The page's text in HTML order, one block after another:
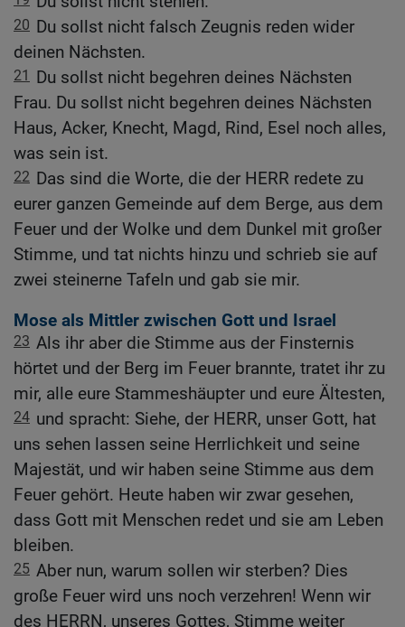
20 Du sollst nicht falsch Zeugnis reden wider
deinen Nächsten.
21
Du sollst nicht begehren deines Nächsten
Frau. Du sollst nicht begehren deines Nächsten
Haus, Acker, Knecht, Magd, Rind, Esel noch alles,
was sein ist.
22 Das sind die Worte, die der HERR redete zu
eurer ganzen Gemeinde auf dem Berge, aus dem
Feuer und der Wolke und dem Dunkel mit großer
Stimme, und tat nichts hinzu und schrieb sie auf
zwei steinerne Tafeln und gab sie mir.
Mose als Mittler zwischen Gott und Israel
23 Als ihr aber die Stimme aus der Finsternis
hörtet und der Berg im Feuer brannte, tratet ihr zu
mir, alle eure Stammeshäupter und eure Ältesten,
24 und spracht: Siehe, der HERR, unser Gott, hat
uns sehen lassen seine Herrlichkeit und seine
Majestät, und wir haben seine Stimme aus dem
Feuer gehört. Heute haben wir zwar gesehen,
dass Gott mit Menschen redet und sie am Leben
bleiben.
25 Aber nun, warum sollen wir sterben? Dies
große Feuer wird uns noch verzehren! Wenn wir
des HERRN, unseres Gottes, Stimme weiter